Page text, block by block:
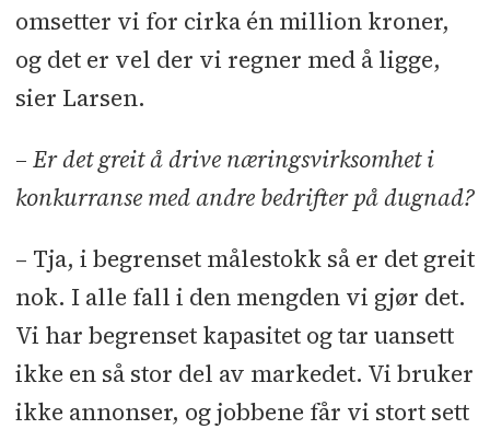
omsetter vi for cirka én million kroner,
og det er vel der vi regner med å ligge,
sier Larsen.
– Er det greit å drive næringsvirksomhet i
konkurranse med andre bedrifter på dugnad?
– Tja, i begrenset målestokk så er det greit
nok. I alle fall i den mengden vi gjør det.
Vi har begrenset kapasitet og tar uansett
ikke en så stor del av markedet. Vi bruker
ikke annonser, og jobbene får vi stort sett